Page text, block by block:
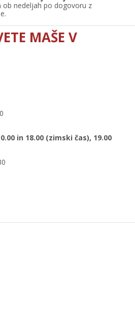
ob nedeljah po dogovoru z
MAŠE V
in 18.00 (zimski čas), 19.00